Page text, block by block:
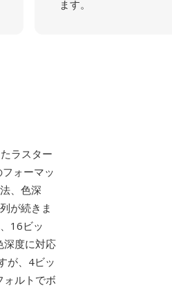
ます。
ラスター
ォーマッ
、色深
が続きま
16ビッ
深度に対応
が、4ビッ
ォルトでボ